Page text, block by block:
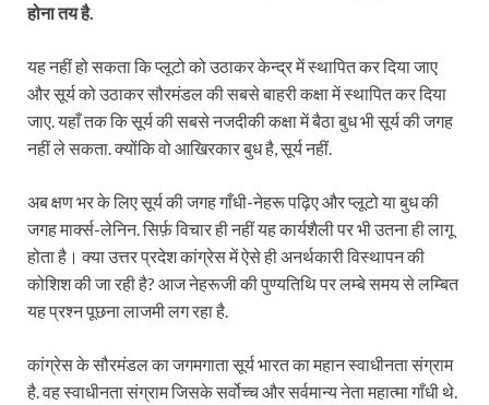
होना तय है.
यह नहीं हो सकता कि प्लूटो को उठाकर केन्द्र में स्थापित कर दिया जाए
और सूर्य को उठाकर सौरमंडल की सबसे बाहरी कक्षा में स्थापित कर दिया
जाए. यहाँ तक कि सूर्य की सबसे नजदीकी कक्षा में बैठा बुध भी सूर्य की जगह
नहीं ले सकता. क्योंकि वो आखिरकार बुध है, सूर्य नहीं.
अब क्षण भर के लिए सूर्य की जगह गाँधी-नेहरू पढ़िए और प्लूटो या बुध की
जगह मार्क्स-लेनिन. सिर्फ़ विचार ही नहीं यह कार्यशैली पर भी उतना ही लागू
होता है। क्या उत्तर प्रदेश कांग्रेस में ऐसे ही अनर्थकारी विस्थापन की
कोशिश की जा रही है? आज नेहरूजी की पुण्यतिथि पर लम्बे समय से लम्बित
यह प्रश्न पूछना लाजमी लग रहा है.
कांग्रेस के सौरमंडल का जगमगाता सूर्य भारत का महान स्वाधीनता संग्राम
है. वह स्वाधीनता संग्राम जिसके सर्वोच्च और सर्वमान्य नेता महात्मा गाँधी थे.